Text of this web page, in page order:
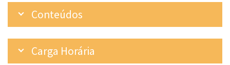
Conteúdos
Carga Horária